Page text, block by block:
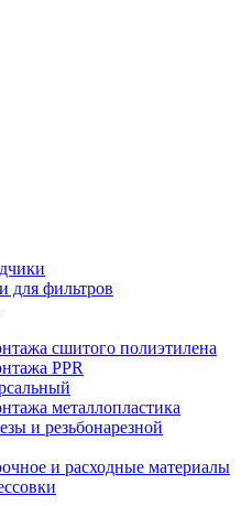
для фильтров
сшитого полиэтилена
PPR
металлопластика
и резьбонарезной
и расходные материалы